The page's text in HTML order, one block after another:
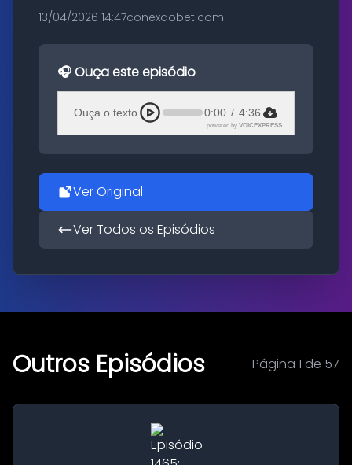
13/04/2026 14:47conexaobet.com
🎧 Ouça este episódio
Ouça o texto 0:00 / 4:36
powered by VOICEXPRESS
Ver Original
Ver Todos os Episódios
Outros Episódios Página 1 de 57